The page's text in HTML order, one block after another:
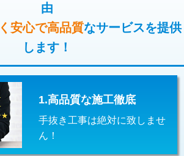
水処理・清掃・修
工など（中作業）
水処理・清掃・修
） 22,000円+材料費
壁付・デッキ
由
安心で高品質なサービスを提供
します！
1.高品質な施工徹底
手抜き工事は絶対に致しませ
ん！